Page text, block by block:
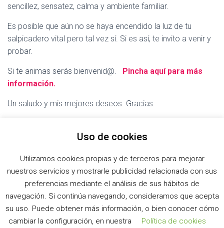
sencillez, sensatez, calma y ambiente familiar.
Es posible que aún no se haya encendido la luz de tu
salpicadero vital pero tal vez sí. Si es así, te invito a venir y
probar.
Si te animas serás bienvenid@.
Pincha aquí para más
información.
Un saludo y mis mejores deseos. Gracias.
COPYRIGHT ESCUELA DE DANZA PILAR BELTRAN.
Uso de cookies
Utilizamos cookies propias y de terceros para mejorar
nuestros servicios y mostrarle publicidad relacionada con sus
preferencias mediante el análisis de sus hábitos de
navegación. Si continúa navegando, consideramos que acepta
su uso. Puede obtener más información, o bien conocer cómo
cambiar la configuración, en nuestra
Política de cookies